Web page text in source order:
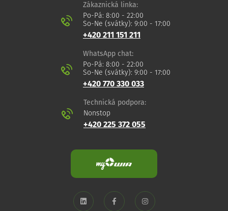
Zákaznická linka:
Po-Pá: 8:00 - 22:00
So-Ne (svátky): 9:00 - 17:00
+420 211 151 211
WhatsApp chat:
Po-Pá: 8:00 - 22:00
So-Ne (svátky): 9:00 - 17:00
+420 770 330 033
Technická podpora:
Nonstop
+420 225 372 055